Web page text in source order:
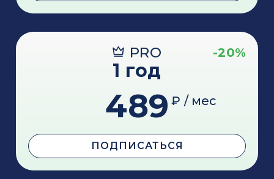
PRO -20%
1 год
489 ₽ / мес
ПОДПИСАТЬСЯ